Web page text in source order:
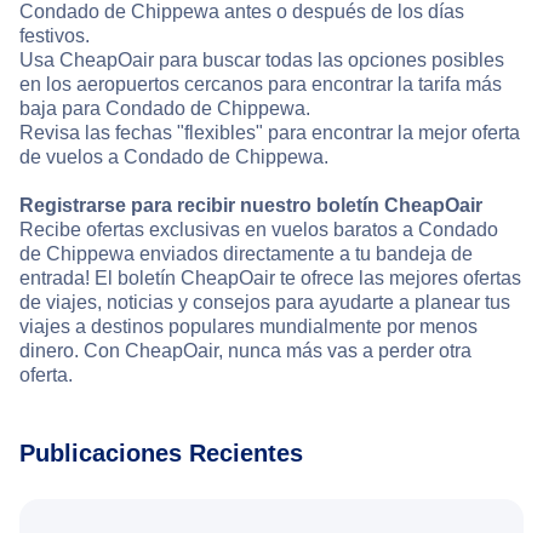
Condado de Chippewa antes o después de los días
festivos.
Usa CheapOair para buscar todas las opciones posibles
en los aeropuertos cercanos para encontrar la tarifa más
baja para Condado de Chippewa.
Revisa las fechas "flexibles" para encontrar la mejor oferta
de vuelos a Condado de Chippewa.
Registrarse para recibir nuestro boletín CheapOair
Recibe ofertas exclusivas en vuelos baratos a Condado
de Chippewa enviados directamente a tu bandeja de
entrada! El boletín CheapOair te ofrece las mejores ofertas
de viajes, noticias y consejos para ayudarte a planear tus
viajes a destinos populares mundialmente por menos
dinero. Con CheapOair, nunca más vas a perder otra
oferta.
Publicaciones Recientes